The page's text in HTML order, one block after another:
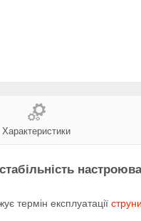
Характеристики
термін експлуатації струни